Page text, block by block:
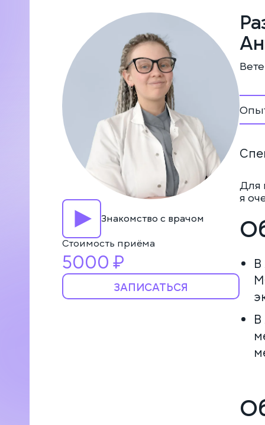
Знакомство с врачом
Стоимость приёма
5000 ₽
ЗАПИСАТЬСЯ
Для
я
В